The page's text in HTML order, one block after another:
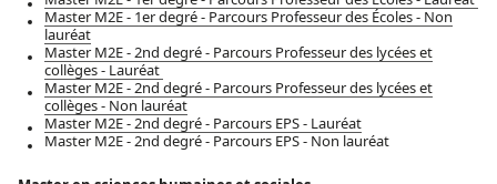
Master M2E - 1er degré - Parcours Professeur des Écoles - Non
lauréat
Master M2E - 2nd degré - Parcours Professeur des lycées et
collèges - Lauréat
Master M2E - 2nd degré - Parcours Professeur des lycées et
collèges - Non lauréat
Master M2E - 2nd degré - Parcours EPS - Lauréat
Master M2E - 2nd degré - Parcours EPS - Non lauréat